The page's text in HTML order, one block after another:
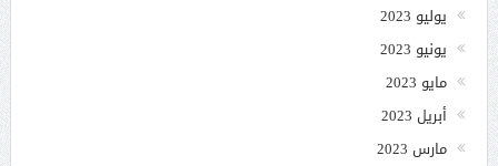
يوليو 2023
يونيو 2023
مايو 2023
أبريل 2023
مارس 2023